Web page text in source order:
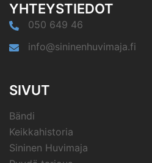
YHTEYSTIEDOT
050 649 46
info@sininenhuvimaja.fi
SIVUT
Bändi
Keikkahistoria
Sininen Huvimaja